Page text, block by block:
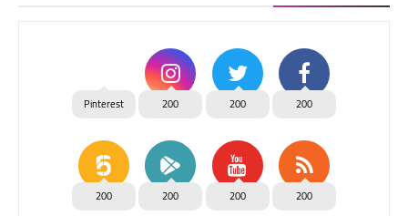
200
200
200
Pinterest
200
200
200
200